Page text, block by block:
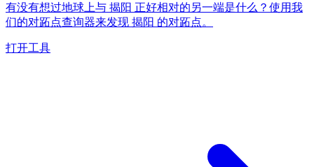
有没有想过地球上与 揭阳 正好相对的另一端是什么？使用我
们的对跖点查询器来发现 揭阳 的对跖点。
打开工具